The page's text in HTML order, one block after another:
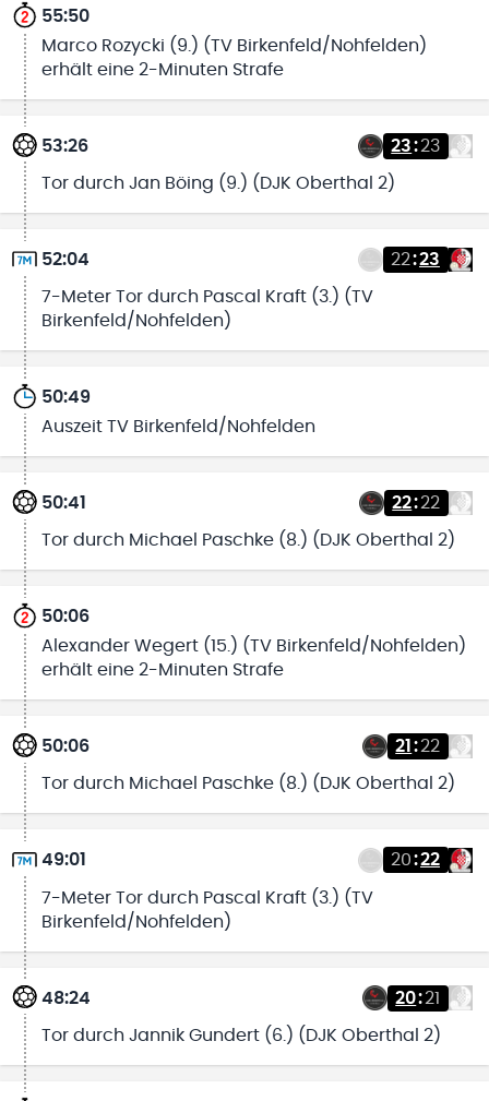
55:50
Marco Rozycki (9.) (TV Birkenfeld/Nohfelden)
erhält eine 2-Minuten Strafe
53:26 23:23
Tor durch Jan Böing (9.) (DJK Oberthal 2)
52:04 22:23
7-Meter Tor durch Pascal Kraft (3.) (TV
Birkenfeld/Nohfelden)
50:49
Auszeit TV Birkenfeld/Nohfelden
50:41 22:22
Tor durch Michael Paschke (8.) (DJK Oberthal 2)
50:06
Alexander Wegert (15.) (TV Birkenfeld/Nohfelden)
erhält eine 2-Minuten Strafe
50:06 21 :22
Tor durch Michael Paschke (8.) (DJK Oberthal 2)
49:01 20:22
7-Meter Tor durch Pascal Kraft (3.) (TV
Birkenfeld/Nohfelden)
48:24 20:21
Tor durch Jannik Gundert (6.) (DJK Oberthal 2)